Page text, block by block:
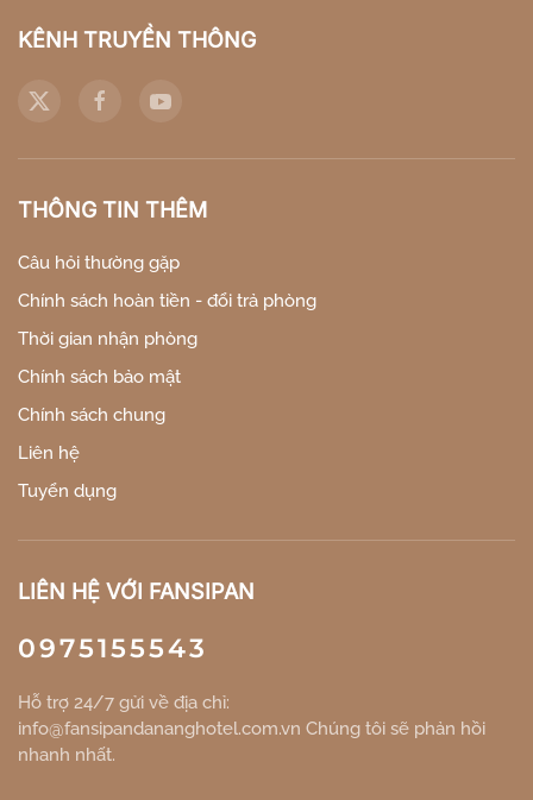
KÊNH TRUYỀN THÔNG
THÔNG TIN THÊM
Câu hỏi thường gặp
Chính sách hoàn tiền - đổi trả phòng
Thời gian nhận phòng
Chính sách bảo mật
Chính sách chung
Liên hệ
Tuyển dụng
LIÊN HỆ VỚI FANSIPAN
0975155543
Hỗ trợ 24/7 gửi về địa chỉ:
info@fansipandananghotel.com.vn Chúng tôi sẽ phản hồi
nhanh nhất.